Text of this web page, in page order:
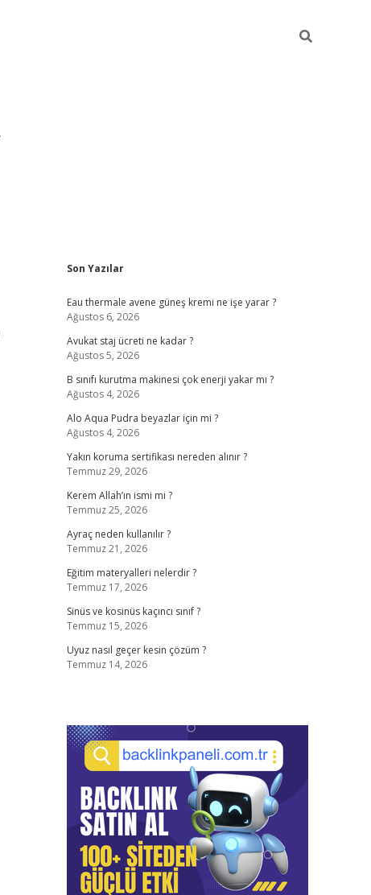
Sidebar
Son Yazılar
Eau thermale avene güneş kremi ne işe yarar ?
Ağustos 6, 2026
Avukat staj ücreti ne kadar ?
Ağustos 5, 2026
B sınıfı kurutma makinesi çok enerji yakar mı ?
Ağustos 4, 2026
Alo Aqua Pudra beyazlar için mi ?
Ağustos 4, 2026
Yakın koruma sertifikası nereden alınır ?
Temmuz 29, 2026
Kerem Allah’ın ismi mi ?
Temmuz 25, 2026
Ayraç neden kullanılır ?
Temmuz 21, 2026
Eğitim materyalleri nelerdir ?
Temmuz 17, 2026
Sinüs ve kosinüs kaçıncı sınıf ?
Temmuz 15, 2026
Uyuz nasıl geçer kesin çözüm ?
Temmuz 14, 2026